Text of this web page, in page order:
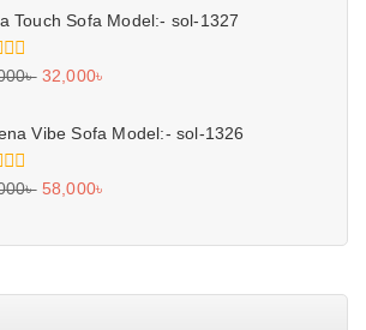
Touch Sofa Model:- sol-1327
৳ 32,000৳
Vibe Sofa Model:- sol-1326
৳ 58,000৳